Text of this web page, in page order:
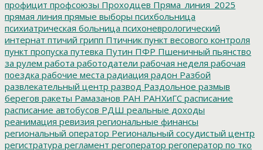
профицит профсоюзы Проходцев Пряма_линия_2025
прямая линия прямые выборы психбольница
психиатрическая больница психоневрологический
интернат птичий грипп Птичник пункт весового контроля
пункт пропуска путевка Путин ПФР Пшеничный пьянство
за рулем работа работодатели рабочая неделя рабочая
поездка рабочие места радиация радон Разбой
развлекательный центр развод Раздольное размыв
берегов ракеты Рамазанов РАН РАНХиГС расписание
расписание автобусов РДШ реальные доходы
реанимация ревизия региональные финансы
региональный оператор Региональный сосудистый центр
регистратура регламент регоператор регоператор по тко